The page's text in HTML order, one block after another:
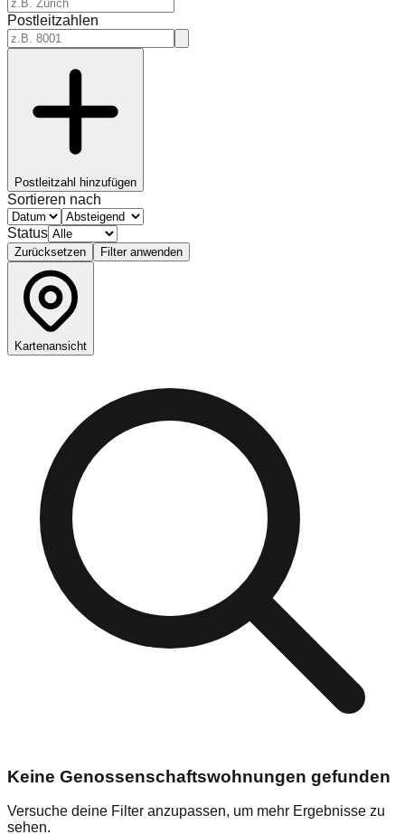
Postleitzahlen
Postleitzahl hinzufügen
Sortieren nach
Status
Zurücksetzen Filter anwenden
Kartenansicht
Keine Genossenschaftswohnungen gefunden
Versuche deine Filter anzupassen, um mehr Ergebnisse zu
sehen.